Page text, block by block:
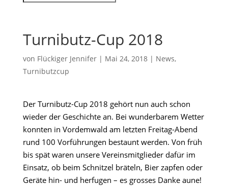
Turnibutz-Cup 2018
von Flückiger Jennifer| Mai 24, 2018| News,
Turnibutzcup
Der Turnibutz-Cup 2018 gehört nun auch schon
wieder der Geschichte an. Bei wunderbarem Wetter
konnten in Vordemwald am letzten Freitag-Abend
rund 100 Vorführungen bestaunt werden. Von früh
bis spät waren unsere Vereinsmitglieder dafür im
Einsatz, ob beim Schnitzel bräteln, Bier zapfen oder
Geräte hin- und herfugen – es grosses Danke aune!